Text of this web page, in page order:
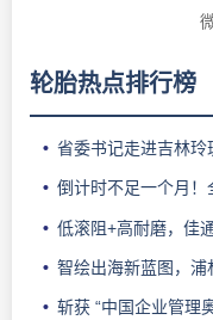
轮胎热点排行榜
省委书记走进吉林
倒计时不足一个月！
低滚阻+高耐磨，佳
智绘出海新蓝图，
斩获 “中国企业管理